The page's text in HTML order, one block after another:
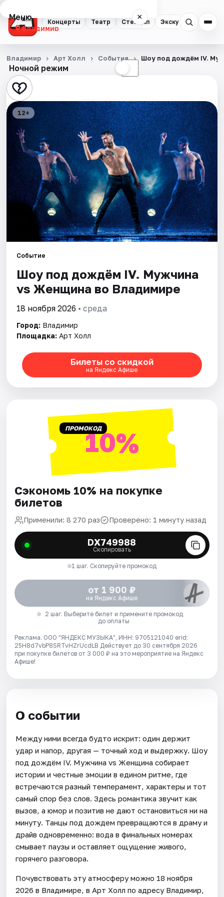
Концерты Театр Стендап Экскурсии
Меню ×
Владимир
Концерты
Театр
Стендап
Экскурсии
События
Города
Площадки
Артисты
Ночной режим ☾
Владимир Арт Холл События Шоу под дождём IV.
12+
Событие
Шоу под дождём IV. Мужчина
vs Женщина во Владимире
18 ноября 2026 • среда
Город: Владимир
Площадка: Арт Холл
Билеты со скидкой
на Яндекс Афише
ПРОМОКОД10%
Сэкономь 10% на покупке
билетов
Применили: 8 270 раз Проверено: 1 минуту назад
DX749988
Скопировать
1 шаг. Скопируйте промокод
от 1 900 ₽
на Яндекс Афише
2 шаг. Выберите билет и примените промокод
до оплаты
Реклама. ООО "ЯНДЕКС МУЗЫКА", ИНН: 9705121040 erid:
25H8d7vbP8SRTvHZrUcdLB Действует до 30 сентября 2026
при покупке билетов от 3 000 ₽ на это мероприятие на Яндекс
Афише!
О событии
Между ними всегда будто искрит: один держит
удар и напор, другая — точный ход и выдержку. Шоу
под дождём IV. Мужчина vs Женщина собирает
истории и честные эмоции в едином ритме, где
встречаются разный темперамент, характеры и тот
самый спор без слов. Здесь романтика звучит как
вызов, а юмор и позитив не дают остановиться ни на
минуту. Танцы под дождем превращаются в драму и
драйв одновременно: вода в финальных номерах
смывает паузы и оставляет ощущение живого,
горячего разговора.
Почувствовать эту атмосферу можно 18 ноября
2026 в Владимире, в Арт Холл по адресу Владимир,